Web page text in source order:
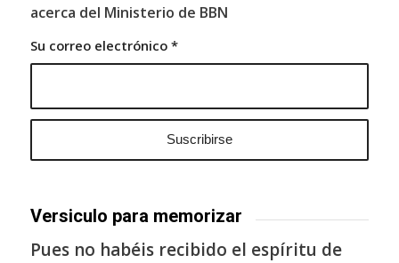
acerca del Ministerio de BBN
Su correo electrónico *
Versiculo para memorizar
Pues no habéis recibido el espíritu de